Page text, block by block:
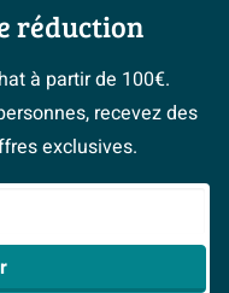
réduction
à partir de 100€.
recevez des
exclusives.